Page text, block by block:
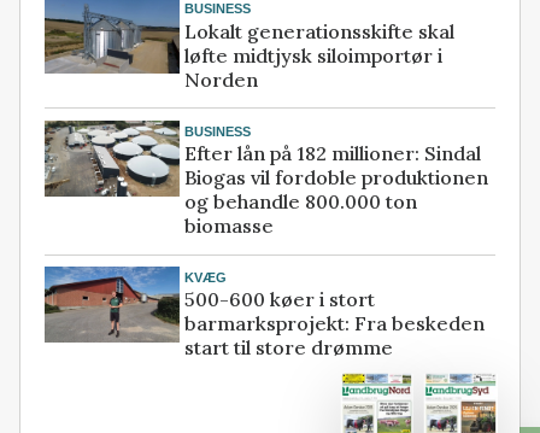
BUSINESS
Lokalt generationsskifte skal
løfte midtjysk siloimportør i
Norden
BUSINESS
Efter lån på 182 millioner: Sindal
Biogas vil fordoble produktionen
og behandle 800.000 ton
biomasse
KVÆG
500-600 køer i stort
barmarksprojekt: Fra beskeden
start til store drømme